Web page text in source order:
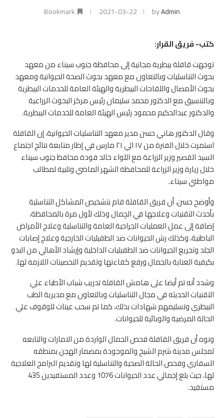
byAdmin
2021-03-22
Bookmark
كتب- فريق القرار:
توجهت قافلة بيطرية مجانية إلى محافظة جنوب سيناء من معهد
بحوث التناسليات وبالتعاون مع معهد بحوث الصحة الحيوانية ومعهد
بحوث الأمصال واللقاحات البيطرية والهيئة العامة للخدمات البيطرية
وبالتنسيق مع الدكتور محمد سليمان رئيس مركز البحوث الزراعية
والدكتور عبدالحكيم محمود رئيس الهيئة العامة للخدمات البيطرية.
وقال الدكتور هاني حسن مدير معهد التناسليات الحيوانية، إن القافلة
استمرت خلال الفترة من ١٧ الي ٢١ مارس في إطار متابعة نتائج اجتماع
السيد القصير وزير الزراعة مع اللواء خالد فودة محافظ جنوب سيناء
خلال زيارة وزير الزراعة للمحافظة الشهر الماضي وتلبية لمطالب
مواطني سيناء.
وأوضح حسن، أن فريق القافلة قام بتشخيص المشاكل التناسلية
بأحدث التقنيات وعلاجها في الجِمال وذلك لأول مرة بالمحافظة،
إضافة إلى عمل العمليات الجراحية العامة والتناسلية وعلاج الأمراض
الباطنية، وكذلك رش الحيوانات ضد الطفيليات الخارجية وعلاج إصابات
الجلد وتجريع الحيوانات ضد الطفيليات الداخلية وإرشاد الأهالي من البدو
بكيفية العناية بالجمال ورفع كفاءتها وتقديم التحصينات اللازمه لها.
وشدد أنه تم أيضا على هامش القافلة تدريب شباب الأطباء علي
التقنيات الحديثه في مجال التناسليات وبالتعاون مع مديرية الطب
البيطري وتسليمهم شهادات بذلك، كما تم سحب عينات للوقوف علي
الحالة المرضية والوبائية للحيوانات.
ونوه أن فريق القافلة فحص الجمال الواردة من الامارات والتابعه
لمجلس مدينة شرم الشيخ والموجودة بمضمار الهجن بمنطقه
السفاري وفحص الحالة الصحية والتناسلية لها وتقديم البرامج العلاجية
لها، حيث بلغ إجمالي عدد الحيوانات 1076 وعدد المستفيدين 435
مستفيد.